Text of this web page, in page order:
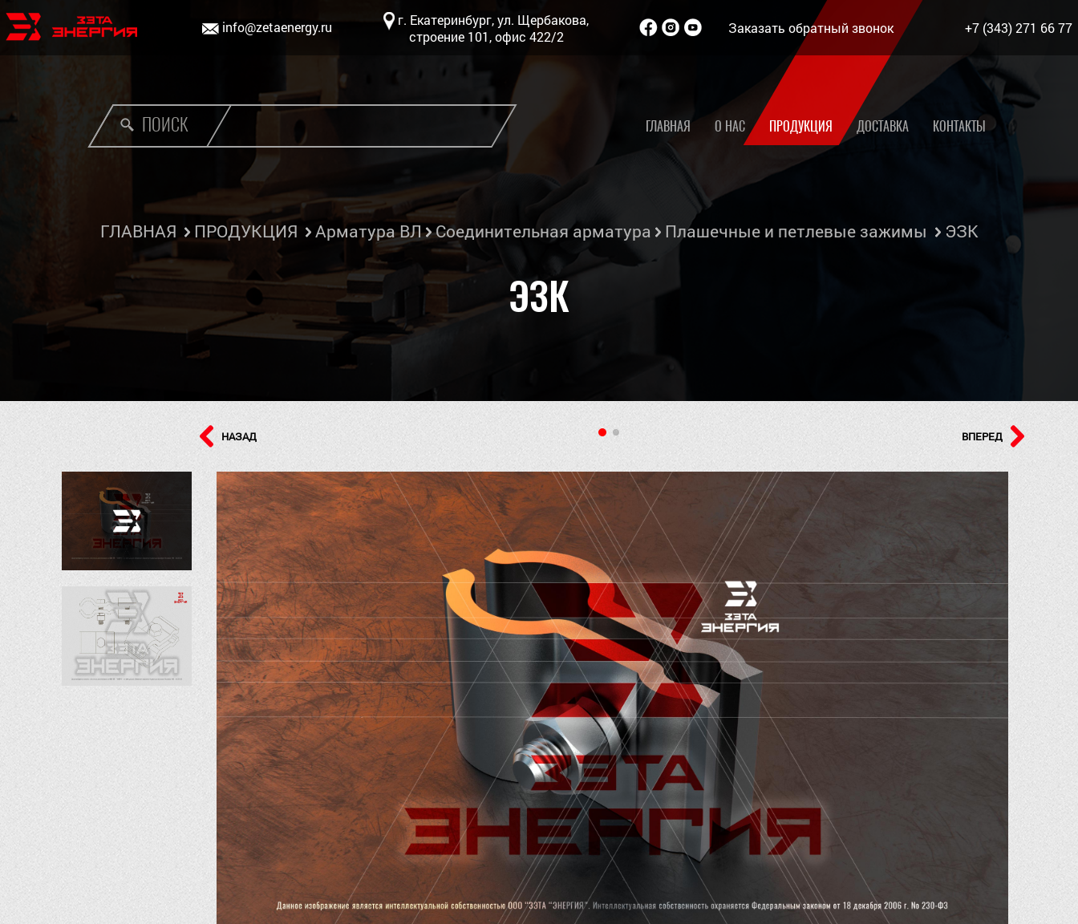
info@zetaenergy.ru
г. Екатеринбург, ул. Щербакова,
строение 101, офис 422/2
Заказать обратный звонок +7 (343) 271 66 77
ПОИСК ГЛАВНАЯ О НАС ПРОДУКЦИЯ ДОСТАВКА КОНТАКТЫ
ГЛАВНАЯ ПРОДУКЦИЯ Арматура ВЛ Соединительная арматура Плашечные и петлевые зажимы ЭЗК
ЭЗК
НАЗАД ВПЕРЕД